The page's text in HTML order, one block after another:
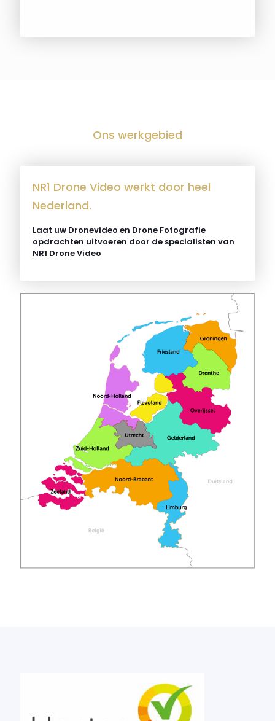
Ons werkgebied
NR1 Drone Video werkt door heel
Nederland.
Laat uw Dronevideo en Drone Fotografie
opdrachten uitvoeren door de specialisten van
NR1 Drone Video